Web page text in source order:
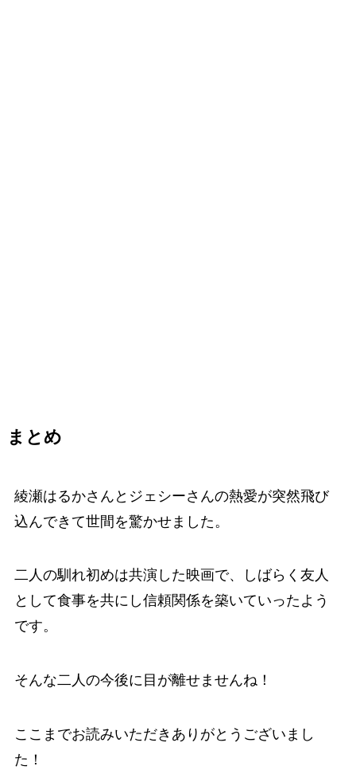
まとめ
綾瀬はるかさんとジェシーさんの熱愛が突然飛び
込んできて世間を驚かせました。
二人の馴れ初めは共演した映画で、しばらく友人
として食事を共にし信頼関係を築いていったよう
です。
そんな二人の今後に目が離せませんね！
ここまでお読みいただきありがとうございまし
た！